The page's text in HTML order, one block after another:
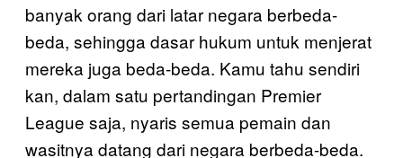
banyak orang dari latar negara berbeda-
beda, sehingga dasar hukum untuk menjerat
mereka juga beda-beda. Kamu tahu sendiri
kan, dalam satu pertandingan Premier
League saja, nyaris semua pemain dan
wasitnya datang dari negara berbeda-beda.